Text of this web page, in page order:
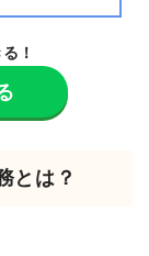
！
とは？